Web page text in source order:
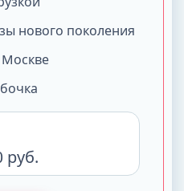
нового поколения
Москве
руб.